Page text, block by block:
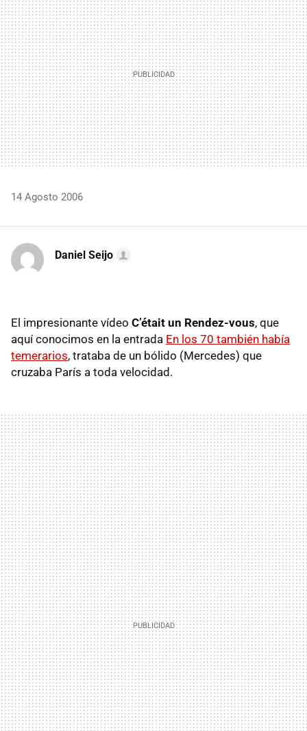
14 Agosto 2006
Daniel Seijo
El impresionante vídeo C’était un Rendez-vous, que
aquí conocimos en la entrada En los 70 también había
temerarios, trataba de un bólido (Mercedes) que
cruzaba París a toda velocidad.